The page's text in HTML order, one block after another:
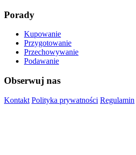
Porady
Kupowanie
Przygotowanie
Przechowywanie
Podawanie
Obserwuj nas
Kontakt Polityka prywatności Regulamin